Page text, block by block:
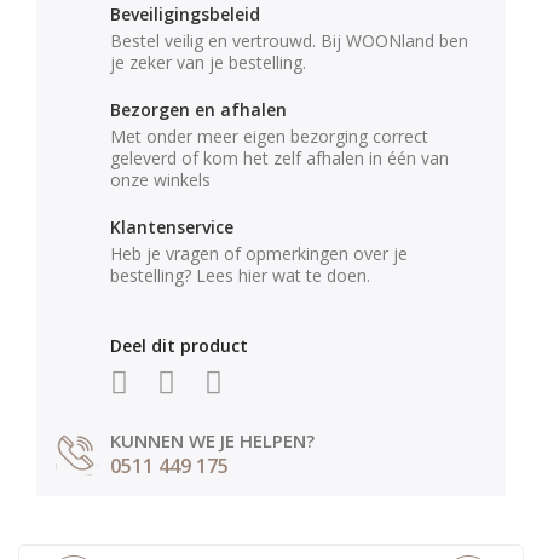
Beveiligingsbeleid
Bestel veilig en vertrouwd. Bij WOONland ben
je zeker van je bestelling.
Bezorgen en afhalen
Met onder meer eigen bezorging correct
geleverd of kom het zelf afhalen in één van
onze winkels
Klantenservice
Heb je vragen of opmerkingen over je
bestelling? Lees hier wat te doen.
Deel dit product
KUNNEN WE JE HELPEN?
0511 449 175